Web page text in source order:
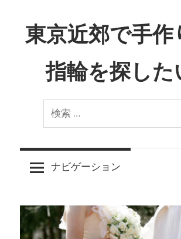
ン
テ
ッ
東京近郊で手作
指輪を探した
another
WordPress
site
ナビゲーション